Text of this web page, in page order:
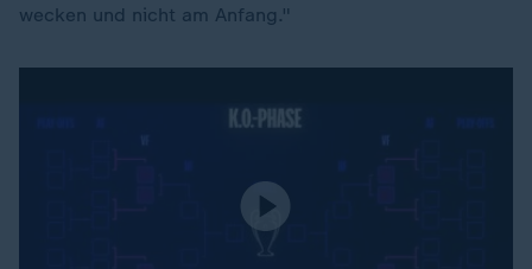
wecken und nicht am Anfang."